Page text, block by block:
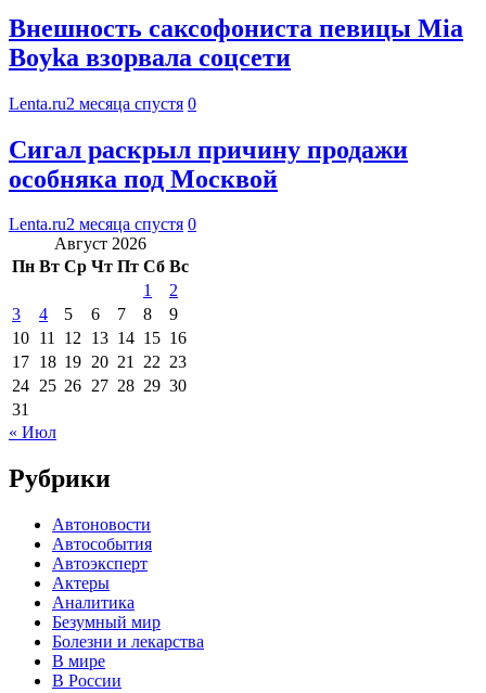
Внешность саксофониста певицы Mia
Boyka взорвала соцсети
Lenta.ru2 месяца спустя 0
Сигал раскрыл причину продажи
особняка под Москвой
Lenta.ru2 месяца спустя 0
Август 2026
Пн Вт Ср Чт Пт Сб Вс
1
2
3
4 5 6 7 8
9
10 11 12 13 14 15 16
17 18 19 20 21 22 23
24 25 26 27 28 29 30
31
« Июл
Рубрики
Автоновости
Автособытия
Автоэксперт
Актеры
Аналитика
Безумный мир
Болезни и лекарства
В мире
В России